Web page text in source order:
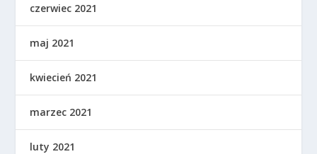
czerwiec 2021
maj 2021
kwiecień 2021
marzec 2021
luty 2021